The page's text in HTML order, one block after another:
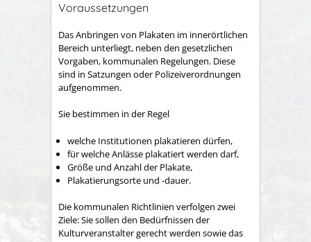
Voraussetzungen
Das Anbringen von Plakaten im innerörtlichen
Bereich unterliegt, neben den gesetzlichen
Vorgaben, kommunalen Regelungen. Diese
sind in Satzungen oder Polizeiverordnungen
aufgenommen.
Sie bestimmen in der Regel
welche Institutionen plakatieren dürfen,
für welche Anlässe plakatiert werden darf,
Größe und Anzahl der Plakate,
Plakatierungsorte und -dauer.
Die kommunalen Richtlinien verfolgen zwei
Ziele: Sie sollen den Bedürfnissen der
Kulturveranstalter gerecht werden sowie das